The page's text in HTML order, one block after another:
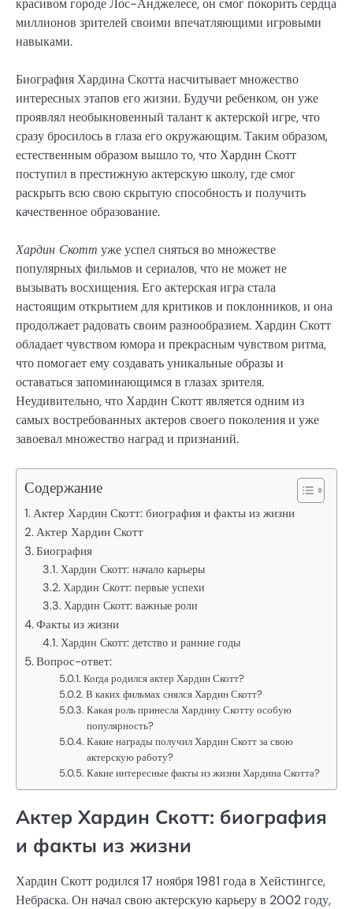
красивом городе Лос-Анджелесе, он смог покорить сердца
миллионов зрителей своими впечатляющими игровыми
навыками.
Биография Хардина Скотта насчитывает множество
интересных этапов его жизни. Будучи ребенком, он уже
проявлял необыкновенный талант к актерской игре, что
сразу бросилось в глаза его окружающим. Таким образом,
естественным образом вышло то, что Хардин Скотт
поступил в престижную актерскую школу, где смог
раскрыть всю свою скрытую способность и получить
качественное образование.
Хардин Скотт уже успел сняться во множестве
популярных фильмов и сериалов, что не может не
вызывать восхищения. Его актерская игра стала
настоящим открытием для критиков и поклонников, и она
продолжает радовать своим разнообразием. Хардин Скотт
обладает чувством юмора и прекрасным чувством ритма,
что помогает ему создавать уникальные образы и
оставаться запоминающимся в глазах зрителя.
Неудивительно, что Хардин Скотт является одним из
самых востребованных актеров своего поколения и уже
завоевал множество наград и признаний.
Содержание
Актер Хардин Скотт: биография и факты из жизни
Актер Хардин Скотт
Биография
Хардин Скотт: начало карьеры
Хардин Скотт: первые успехи
Хардин Скотт: важные роли
Факты из жизни
Хардин Скотт: детство и ранние годы
Вопрос-ответ:
Когда родился актер Хардин Скотт?
В каких фильмах снялся Хардин Скотт?
Какая роль принесла Хардину Скотту особую
популярность?
Какие награды получил Хардин Скотт за свою
актерскую работу?
Какие интересные факты из жизни Хардина Скотта?
Актер Хардин Скотт: биография
и факты из жизни
Хардин Скотт родился 17 ноября 1981 года в Хейстингсе,
Небраска. Он начал свою актерскую карьеру в 2002 году,